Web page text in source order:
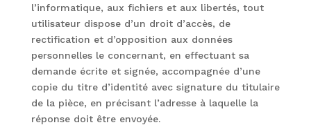
l’informatique, aux fichiers et aux libertés, tout
utilisateur dispose d’un droit d’accès, de
rectification et d’opposition aux données
personnelles le concernant, en effectuant sa
demande écrite et signée, accompagnée d’une
copie du titre d’identité avec signature du titulaire
de la pièce, en précisant l’adresse à laquelle la
réponse doit être envoyée.